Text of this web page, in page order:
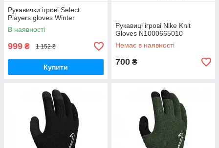
Рукавички ігрові Select
Players gloves Winter
В наявності
999 ₴ 1 152 ₴
Купити
Рукавиці ігрові Nike Knit
Gloves N1000665010
Немає в наявності
700 ₴